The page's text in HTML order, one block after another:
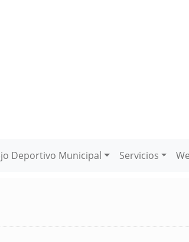
Deportivo Municipal Servicios